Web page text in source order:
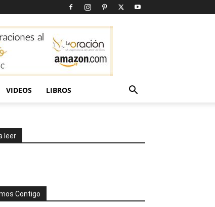
VIDEOS LIBROS
leer
Contigo